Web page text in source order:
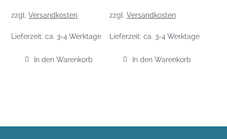
zzgl.Versandkosten
Lieferzeit:ca. 3-4 Werktage
In den Warenkorb
zzgl. Versandkosten
Lieferzeit: ca. 3-4 Werktage
In den Warenkorb